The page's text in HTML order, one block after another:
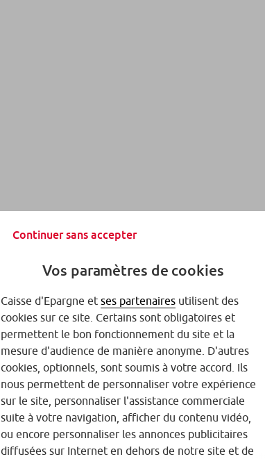
Continuer sans accepter
Vos paramètres de cookies
Caisse d'Epargne et ses partenaires utilisent des
cookies sur ce site. Certains sont obligatoires et
permettent le bon fonctionnement du site et la
mesure d'audience de manière anonyme. D'autres
cookies, optionnels, sont soumis à votre accord. Ils
nous permettent de personnaliser votre expérience
sur le site, personnaliser l'assistance commerciale
suite à votre navigation, afficher du contenu vidéo,
ou encore personnaliser les annonces publicitaires
diffusées sur Internet en dehors de notre site et de